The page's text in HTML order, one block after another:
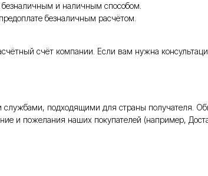
и наличным способом.
безналичным расчётом.
счёт компании. Если вам нужна
подходящими для страны получателя.
и пожелания наших покупателей (например,